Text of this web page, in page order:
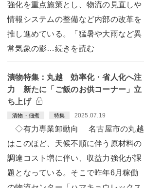
強化を重点施策とし、物流の見直しや
情報システムの整備など内部の改革を
推し進めている。「猛暑や大雨など異
常気象の影…続きを読む
漬物特集：丸越 効率化・省人化へ注
力 新たに「ご飯のお供コーナー」立
ち上げ
漬物・佃煮 特集 2025.07.19
◇有力専業卸動向 名古屋市の丸越
はこのほど、天候不順に伴う原材料の
調達コスト増に伴い、収益力強化が課
題となっている。そこで昨年6月稼働